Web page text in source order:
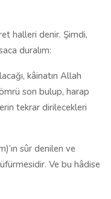
halleri denir. Şimdi,
duralım:
kâinatın Allah
son bulup, harap
tekrar dirilecekleri
sûr denilen ve
Ve bu hâdise